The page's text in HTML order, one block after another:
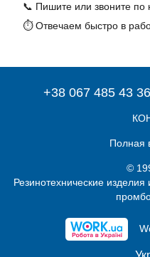
📞 Пишите или звоните по
⏱️ Отвечаем быстро в
+38 067 485 43 36
Полная
©
Резинотехнические